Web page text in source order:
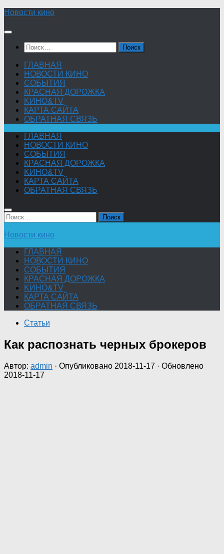
Skip
content
Новости кино
Найти:
ГЛАВНАЯ
НОВОСТИ КИНО
СОБЫТИЯ
КРАСНАЯ ДОРОЖКА
KИНО&TV
КАРТА САЙТА
ОБРАТНАЯ СВЯЗЬ
ГЛАВНАЯ
НОВОСТИ КИНО
СОБЫТИЯ
КРАСНАЯ ДОРОЖКА
KИНО&TV
КАРТА САЙТА
ОБРАТНАЯ СВЯЗЬ
Найти:
Новости кино
ГЛАВНАЯ
НОВОСТИ КИНО
СОБЫТИЯ
КРАСНАЯ ДОРОЖКА
KИНО&TV
КАРТА САЙТА
ОБРАТНАЯ СВЯЗЬ
Статьи
Как распознать черных брокеров
Автор: admin · Опубликовано 2018-11-17 · Обновлено
2018-11-17